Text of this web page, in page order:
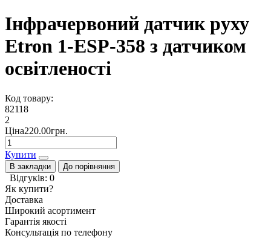
Інфрачервоний датчик руху
Etron 1-ESP-358 з датчиком
освітленості
Код товару:
82118
2
Ціна220.00грн.
Купити
В закладки До порівняння
Відгуків: 0
Як купити?
Доставка
Широкий асортимент
Гарантія якості
Консультація по телефону